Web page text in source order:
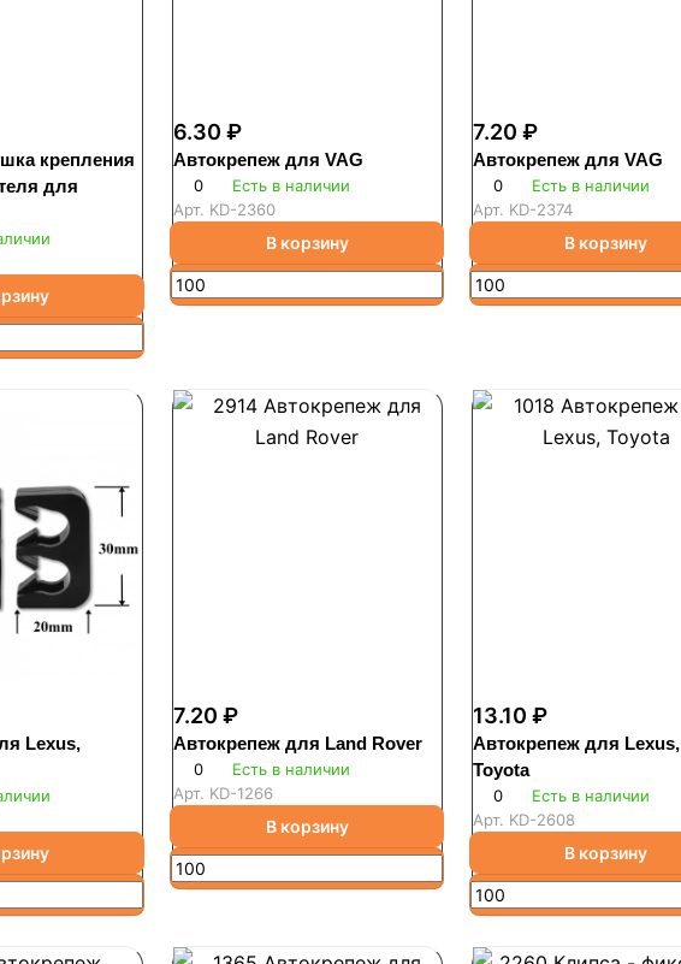
крепления
для
6.30 ₽
Автокрепеж для VAG
0
Есть в наличии
Арт. KD-2360
В корзину
7.20 ₽
Автокрепеж для VAG
0
Есть в наличии
Арт. KD-2374
В корзину
Lexus,
7.20 ₽
Автокрепеж для Land Rover
0
Есть в наличии
Арт. KD-1266
В корзину
13.10 ₽
Автокрепеж для Lexus,
Toyota
0
Есть в наличии
Арт. KD-2608
В корзину